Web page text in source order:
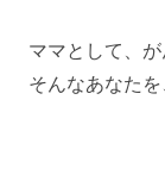
ママとして、が
そんなあなたを